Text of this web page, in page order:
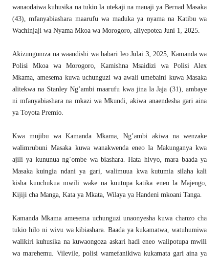
wanaodaiwa kuhusika na tukio la utekaji na mauaji ya Bernad Masaka
(43), mfanyabiashara maarufu wa maduka ya nyama na Katibu wa
Wachinjaji wa Nyama Mkoa wa Morogoro, aliyepotea Juni 1, 2025.
Akizungumza na waandishi wa habari leo Julai 3, 2025, Kamanda wa
Polisi Mkoa wa Morogoro, Kamishna Msaidizi wa Polisi Alex
Mkama, amesema kuwa uchunguzi wa awali umebaini kuwa Masaka
alitekwa na Stanley Ng’ambi maarufu kwa jina la Jaja (31), ambaye
ni mfanyabiashara na mkazi wa Mkundi, akiwa anaendesha gari aina
ya Toyota Premio.
Kwa mujibu wa Kamanda Mkama, Ng’ambi akiwa na wenzake
walimrubuni Masaka kuwa wanakwenda eneo la Makunganya kwa
ajili ya kununua ng’ombe wa biashara. Hata hivyo, mara baada ya
Masaka kuingia ndani ya gari, walimuua kwa kutumia silaha kali
kisha kuuchukua mwili wake na kuutupa katika eneo la Majengo,
Kijiji cha Manga, Kata ya Mkata, Wilaya ya Handeni mkoani Tanga.
Kamanda Mkama amesema uchunguzi unaonyesha kuwa chanzo cha
tukio hilo ni wivu wa kibiashara. Baada ya kukamatwa, watuhumiwa
walikiri kuhusika na kuwaongoza askari hadi eneo walipotupa mwili
wa marehemu. Vilevile, polisi wamefanikiwa kukamata gari aina ya